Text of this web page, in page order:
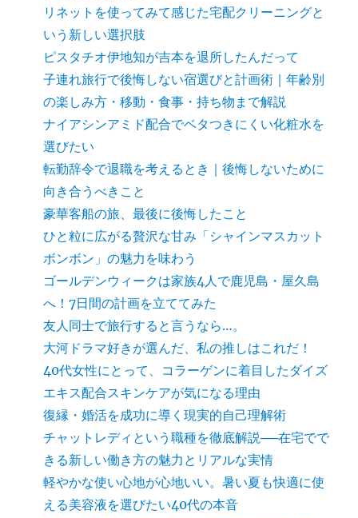
リネットを使ってみて感じた宅配クリーニングと
いう新しい選択肢
ピスタチオ伊地知が吉本を退所したんだって
子連れ旅行で後悔しない宿選びと計画術｜年齢別
の楽しみ方・移動・食事・持ち物まで解説
ナイアシンアミド配合でベタつきにくい化粧水を
選びたい
転勤辞令で退職を考えるとき｜後悔しないために
向き合うべきこと
豪華客船の旅、最後に後悔したこと
ひと粒に広がる贅沢な甘み「シャインマスカット
ボンボン」の魅力を味わう
ゴールデンウィークは家族4人で鹿児島・屋久島
へ！7日間の計画を立ててみた
友人同士で旅行すると言うなら…。
大河ドラマ好きが選んだ、私の推しはこれだ！
40代女性にとって、コラーゲンに着目したダイズ
エキス配合スキンケアが気になる理由
復縁・婚活を成功に導く現実的自己理解術
チャットレディという職種を徹底解説──在宅でで
きる新しい働き方の魅力とリアルな実情
軽やかな使い心地が心地いい。暑い夏も快適に使
える美容液を選びたい40代の本音